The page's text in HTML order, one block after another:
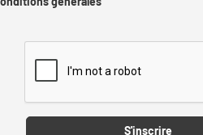
S'inscrire